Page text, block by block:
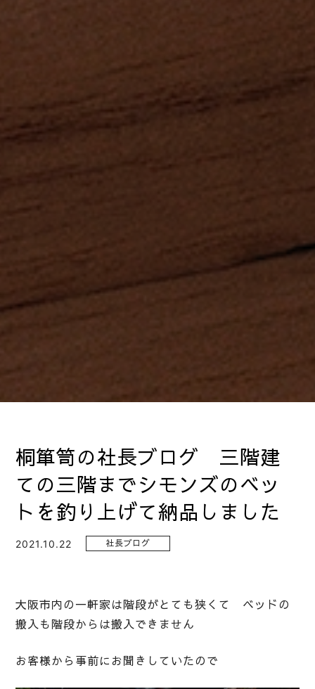
桐箪笥の社長ブログ 三階建
ての三階までシモンズのベッ
トを釣り上げて納品しました
2021.10.22 社長ブログ
大阪市内の一軒家は階段がとても狭くて ベッドの
搬入も階段からは搬入できません
お客様から事前にお聞きしていたので